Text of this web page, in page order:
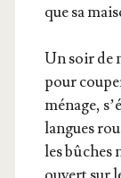
que sa
Un soir de
pour
ménage,
langues
les bûches